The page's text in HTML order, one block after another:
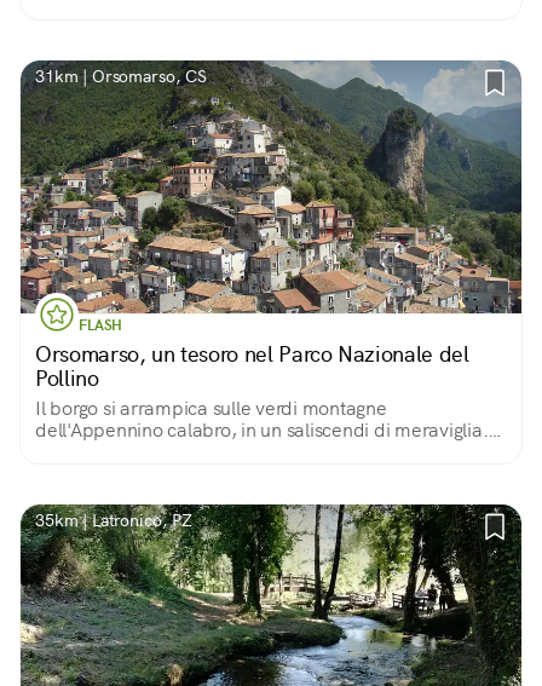
31km | Orsomarso, CS
FLASH
Orsomarso, un tesoro nel Parco Nazionale del
Pollino
Il borgo si arrampica sulle verdi montagne
dell'Appennino calabro, in un saliscendi di meraviglia.
35km | Latronico, PZ